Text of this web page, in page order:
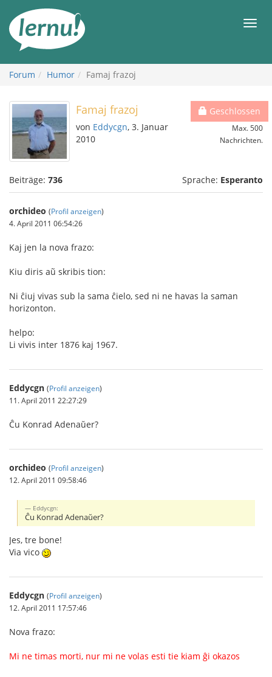
Inhalt
Forum Humor Famaj frazoj
Geschlossen
Max. 500
Nachrichten.
Famaj frazoj
von Eddycgn, 3. Januar
2010
Beiträge: 736 Sprache: Esperanto
orchideo (Profil anzeigen)
4. April 2011 06:54:26
Kaj jen la nova frazo:
Kiu diris aũ skribis tion:
Ni ĉiuj vivas sub la sama ĉielo, sed ni ne havas la saman
horizonton.
helpo:
Li vivis inter 1876 kaj 1967.
Eddycgn (Profil anzeigen)
11. April 2011 22:27:29
Ĉu Konrad Adenaŭer?
orchideo (Profil anzeigen)
12. April 2011 09:58:46
Eddycgn:
Ĉu Konrad Adenaŭer?
Jes, tre bone!
Via vico
Eddycgn (Profil anzeigen)
12. April 2011 17:57:46
Nova frazo:
Mi ne timas morti, nur mi ne volas esti tie kiam ĝi okazos